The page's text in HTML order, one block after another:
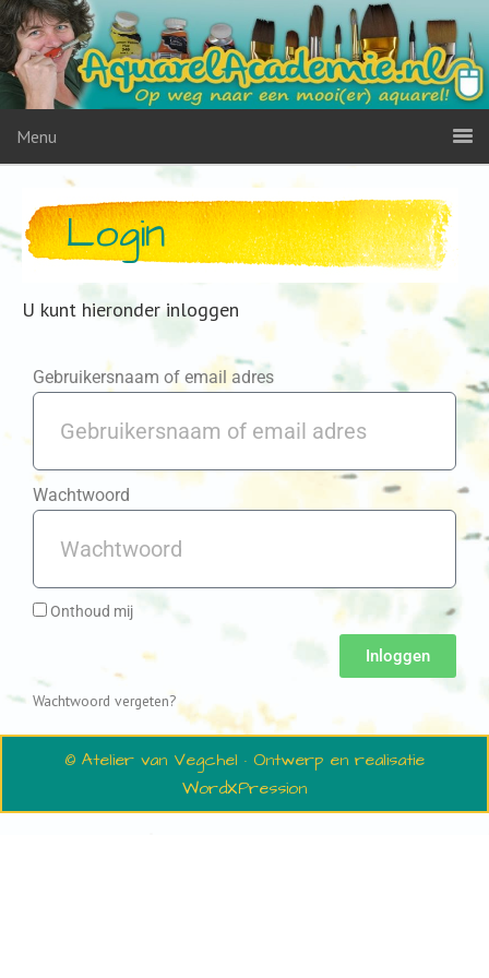
Menu
Login
U kunt hieronder inloggen
Gebruikersnaam of email adres
Wachtwoord
Onthoud mij
Inloggen
Wachtwoord vergeten?
© Atelier van Vegchel · Ontwerp en realisatie
WordXPression